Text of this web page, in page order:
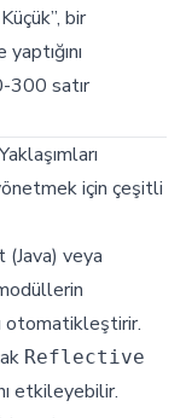
bir
300 satır
için çeşitli
veya
otomatikleştirir.
Reflective
etkileyebilir.